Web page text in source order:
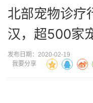
北部宠物诊疗
汉，超500家
发布日期：2020-02-19
我要分享